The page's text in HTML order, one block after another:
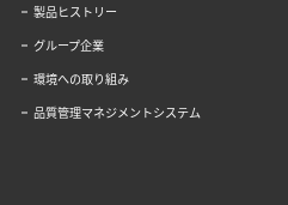
製品ヒストリー
グループ企業
環境への取り組み
品質管理マネジメントシステム